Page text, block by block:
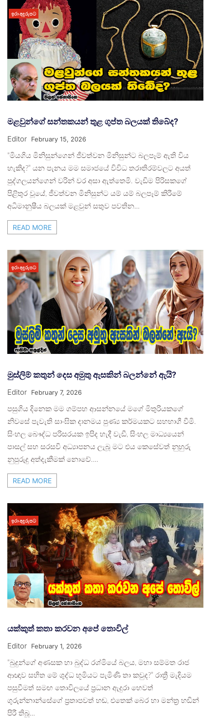
ඉරා අදුරුපට
මළවුන්ගේ සන්තකයන් තුළ ගුප්ත බලයක් තිබේද?
Editor February 15, 2026
“මියගිය මිනිසුන්ගෙන් ජීවත්වන මිනිසුන්ට බලපෑම් ඇති විය
හැකිද?” යන පැනය මම සමාජයේ විවිධ තරාතිරම්වලට අයත්
පුද්ගලයන්ගෙන් වරින් වර අසා ඇත්තෙමි. වැඩිම පිරිසකගේ
පිළිතුර වූයේ, ජීවත්වන මිනිසුන්ට යම් යම් බලපෑම් කිරීමේ
අධිමානුෂීය බලයක් මළවුන් සතුව පවතින…
READ MORE
ඉරා අදුරුපට
මුස්ලිම් කතුන් දෙස අමුතු ඇසකින් බලන්නේ ඇයි?
Editor February 7, 2026
පසුගිය දිනෙක මම ගම්පහ ආසන්නයේ මගේ මිතුරියකගේ
නිවසේ පැවැති සාංඝික දානමය පුණ්‍ය කර්මයකට සහභාගී වීමි.
සිංහල බෞද්ධ පරිසරයක ඉපිද හැදී වැඩී, සිංහල මාධ්‍යයෙන්
පාසල් සහ සරසවි අධ්‍යාපනය ලැබූ මට එය කෙසේවත් නුහුරු
නුපුරුදු අත්දැකීමක් නොවේ.…
READ MORE
ඉරා අදුරුපට
යක්කුත් කතා කරවන අපේ තොවිල්
Editor February 1, 2026
“බුදුන්ගේ අණසක හා බුද්ධ රශ්මියේ බලය, මහා සම්මත රාජ
ආඥාව සහිත මේ ශුද්ධ භූමියට පැමිණි තා කවුද?” ​රාත්‍රී මැදියම
පසුවීමත් සමඟ තොවිලයේ ප්‍රධාන ඇදුරා හෙවත්
ගුරුන්නාන්සේගේ ප්‍රතාපවත් හඬ, එතෙක් බෙර හා මන්ත්‍ර හඬින්
පිරී තිබූ…